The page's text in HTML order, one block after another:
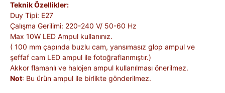
Teknik Özellikler:
Duy Tipi: E27
Çalışma Gerilimi: 220-240 V/ 50-60 Hz
Max 10W LED Ampul kullanınız.
( 100 mm çapında buzlu cam, yansımasız glop ampul ve
şeffaf cam LED ampul ile fotoğraflanmıştır.)
Akkor flamanlı ve halojen ampul kullanılması önerilmez.
Not: Bu ürün ampul ile birlikte gönderilmez.